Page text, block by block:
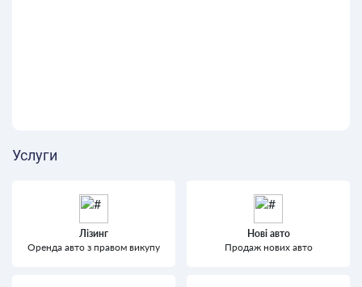
Услуги
Лізинг
Оренда авто з правом викупу
Нові авто
Продаж нових авто